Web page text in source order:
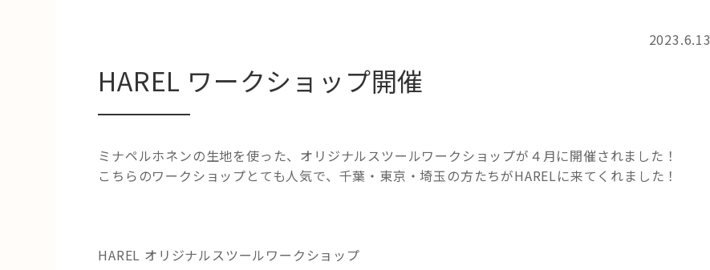
2023.6.13
HAREL ワークショップ開催
ミナペルホネンの生地を使った、オリジナルスツールワークショップが４月に開催されました！
こちらのワークショップとても人気で、千葉・東京・埼玉の方たちがHARELに来てくれました！
HAREL オリジナルスツールワークショップ